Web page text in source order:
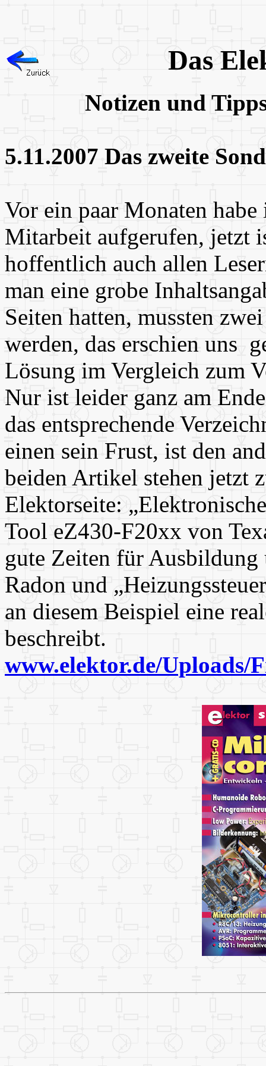
Das
Notizen und
5.11.2007 Das zweite
Vor ein paar Monaten
Mitarbeit aufgerufen, jetzt
hoffentlich auch allen
man eine grobe
Seiten hatten, mussten
werden, das erschien uns
Lösung im Vergleich zum
Nur ist leider ganz am
das entsprechende
einen sein Frust, ist den
beiden Artikel stehen jetzt
Elektorseite:
Tool eZ430-F20xx von
gute Zeiten für
Radon und
an diesem Beispiel eine
beschreibt.
www.elektor.de/Uploads/